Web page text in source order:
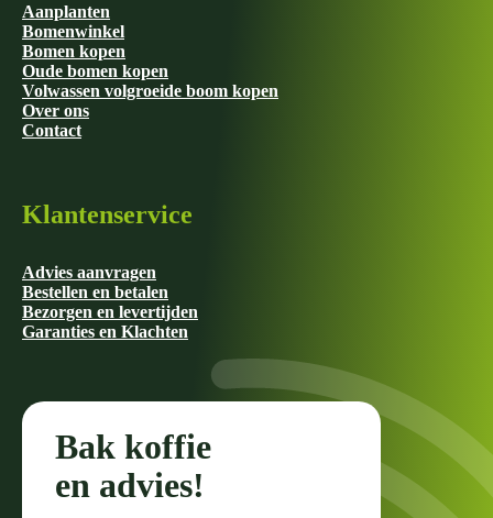
Aanplanten
Bomenwinkel
Bomen kopen
Oude bomen kopen
Volwassen volgroeide boom kopen
Over ons
Contact
Klantenservice
Advies aanvragen
Bestellen en betalen
Bezorgen en levertijden
Garanties en Klachten
Bak koffie
en advies!